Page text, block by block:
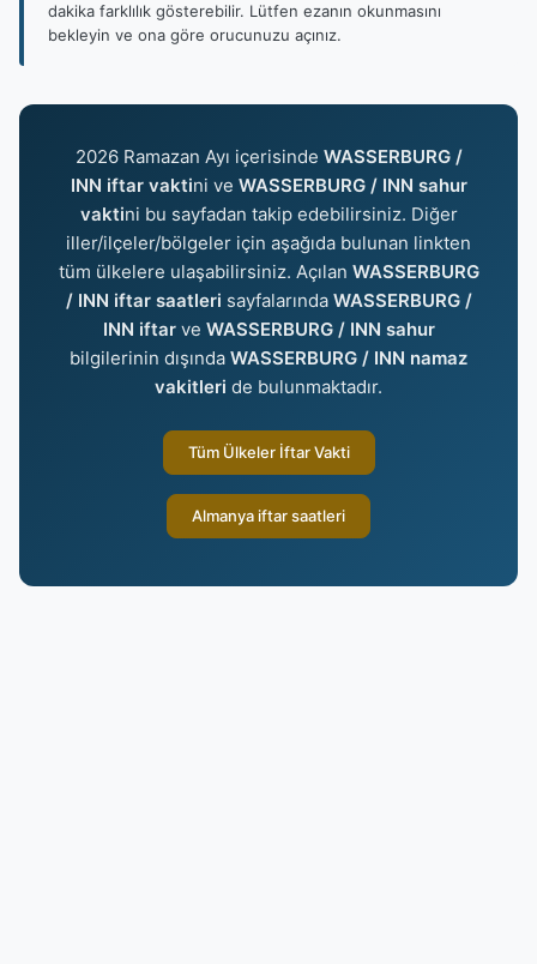
dakika farklılık gösterebilir. Lütfen ezanın okunmasını
bekleyin ve ona göre orucunuzu açınız.
2026 Ramazan Ayı içerisinde WASSERBURG /
INN iftar vaktini ve WASSERBURG / INN sahur
vaktini bu sayfadan takip edebilirsiniz. Diğer
iller/ilçeler/bölgeler için aşağıda bulunan linkten
tüm ülkelere ulaşabilirsiniz. Açılan WASSERBURG
/ INN iftar saatleri sayfalarında WASSERBURG /
INN iftarve WASSERBURG / INN sahur
bilgilerinin dışında WASSERBURG / INN namaz
vakitleri de bulunmaktadır.
Tüm Ülkeler İftar Vakti
Almanya iftar saatleri